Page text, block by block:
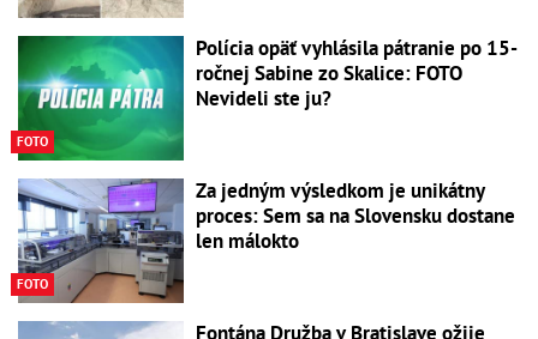
FOTO
Polícia opäť vyhlásila pátranie po 15-
ročnej Sabine zo Skalice: FOTO
Nevideli ste ju?
FOTO
Za jedným výsledkom je unikátny
proces: Sem sa na Slovensku dostane
len málokto
Fontána Družba v Bratislave ožije